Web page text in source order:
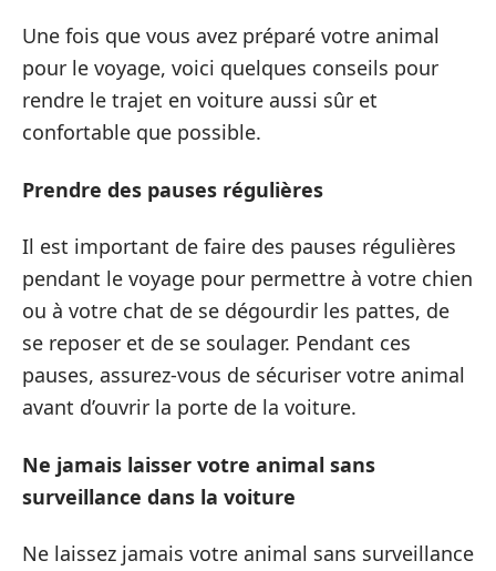
Une fois que vous avez préparé votre animal
pour le voyage, voici quelques conseils pour
rendre le trajet en voiture aussi sûr et
confortable que possible.
Prendre des pauses régulières
Il est important de faire des pauses régulières
pendant le voyage pour permettre à votre chien
ou à votre chat de se dégourdir les pattes, de
se reposer et de se soulager. Pendant ces
pauses, assurez-vous de sécuriser votre animal
avant d’ouvrir la porte de la voiture.
Ne jamais laisser votre animal sans
surveillance dans la voiture
Ne laissez jamais votre animal sans surveillance